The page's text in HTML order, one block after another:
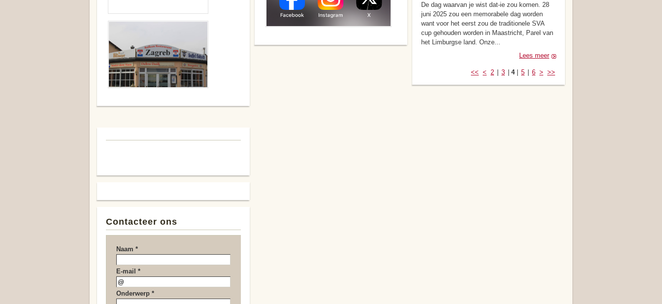
De dag waarvan je wist dat-ie zou komen. 28
juni 2025 zou een memorabele dag worden
want voor het eerst zou de traditionele SVA
cup gehouden worden in Maastricht, Parel van
het Limburgse land. Onze...
Lees meer
<< < 2 3 4 5 6 > >>
Contacteer ons
Naam *
E-mail *
Onderwerp *